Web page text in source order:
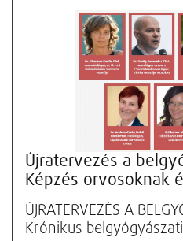
Újratervezés a
Képzés orvosoknak
végzettséggel
ÚJRATERVEZÉS A
Krónikus